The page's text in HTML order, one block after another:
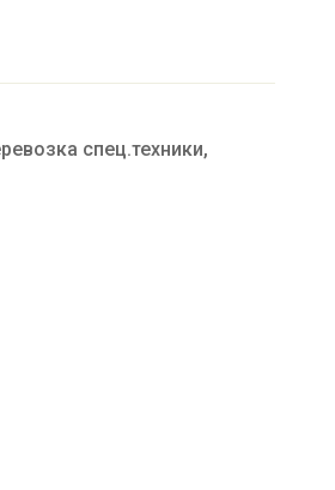
спец.техники,